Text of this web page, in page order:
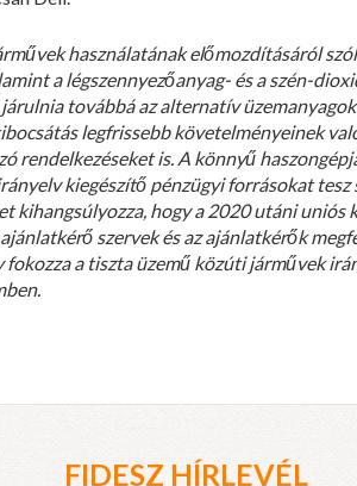
használatának előmozdításáról
a légszennyezőanyag- és a szén-
továbbá az alternatív
legfrissebb követelményeinek
rendelkezéseket is. A könnyű
kiegészítő pénzügyi forrásokat tesz
kihangsúlyozza, hogy a 2020 utáni
szervek és az ajánlatkérők
fokozza a tiszta üzemű közúti járművek
FIDESZ HÍRLEVÉL